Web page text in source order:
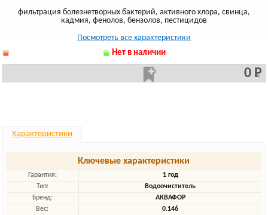
фильтрация болезнетворных бактерий, активного хлора, свинца,
кадмия, фенолов, бензолов, пестицидов
Посмотреть все характеристики
Нет в наличии
0 Р
Характеристики
Ключевые характеристики
Гарантия:
1 год
Тип:
Водоочиститель
Бренд:
АКВАФОР
Вес:
0.146